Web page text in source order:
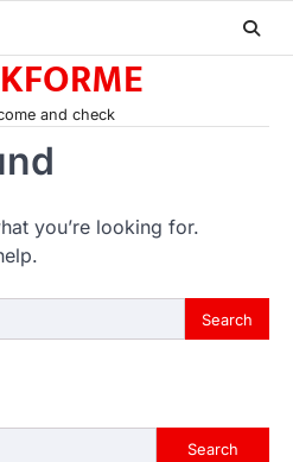
and check
you’re looking for.
Search